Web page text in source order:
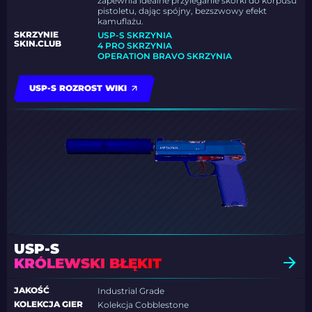
pistoletu, dając spójny, bezszwowy efekt
kamuflażu.
SKRZYNIE
SKIN.CLUB
USP-S SKRZYNIA
4 PRO SKRZYNIA
OPERATION BRAVO SKRZYNIA
USP-S ROZROST WIKI
USP-S
KRÓLEWSKI BŁĘKIT
JAKOŚĆ
Industrial Grade
KOLEKCJA GIER
Kolekcja Cobblestone